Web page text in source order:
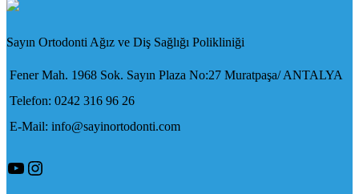
Sayın Ortodonti Ağız ve Diş Sağlığı Polikliniği
Fener Mah. 1968 Sok. Sayın Plaza No:27 Muratpaşa/ ANTALYA
Telefon: 0242 316 96 26
E-Mail: info@sayinortodonti.com
YouTube
Instagram